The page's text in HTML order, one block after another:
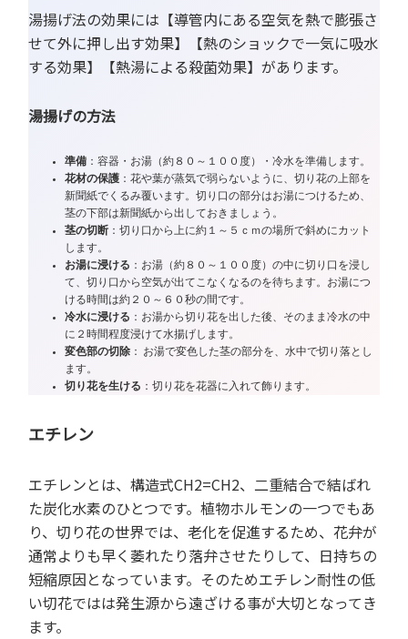
湯揚げ法の効果には【導管内にある空気を熱で膨張さ
せて外に押し出す効果】【熱のショックで一気に吸水
する効果】【熱湯による殺菌効果】があります。
湯揚げの方法
準備 ：容器・お湯（約８０～１００度）・冷水を準備します。
花材の保護 ：花や葉が蒸気で弱らないように、切り花の上部を
新聞紙でくるみ覆います。切り口の部分はお湯につけるため、
茎の下部は新聞紙から出しておきましょう。
茎の切断 ：切り口から上に約１～５ｃｍの場所で斜めにカット
します。
お湯に浸ける ：お湯（約８０～１００度）の中に切り口を浸し
て、切り口から空気が出てこなくなるのを待ちます。お湯につ
ける時間は約２０～６０秒の間です。
冷水に浸ける ：お湯から切り花を出した後、そのまま冷水の中
に２時間程度浸けて水揚げします。
変色部の切除 ： お湯で変色した茎の部分を、水中で切り落とし
ます。
切り花を生ける ：切り花を花器に入れて飾ります。
エチレン
エチレンとは、構造式CH2=CH2、二重結合で結ばれ
た炭化水素のひとつです。植物ホルモンの一つでもあ
り、切り花の世界では、老化を促進するため、花弁が
通常よりも早く萎れたり落弁させたりして、日持ちの
短縮原因となっています。そのためエチレン耐性の低
い切花ではは発生源から遠ざける事が大切となってき
ます。